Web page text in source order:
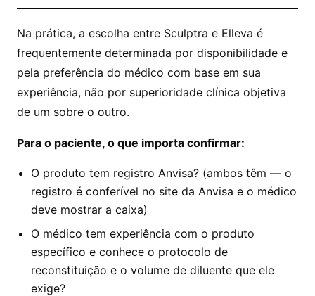
Na prática, a escolha entre Sculptra e Elleva é
frequentemente determinada por disponibilidade e
pela preferência do médico com base em sua
experiência, não por superioridade clínica objetiva
de um sobre o outro.
Para o paciente, o que importa confirmar:
O produto tem registro Anvisa? (ambos têm — o
registro é conferível no site da Anvisa e o médico
deve mostrar a caixa)
O médico tem experiência com o produto
específico e conhece o protocolo de
reconstituição e o volume de diluente que ele
exige?